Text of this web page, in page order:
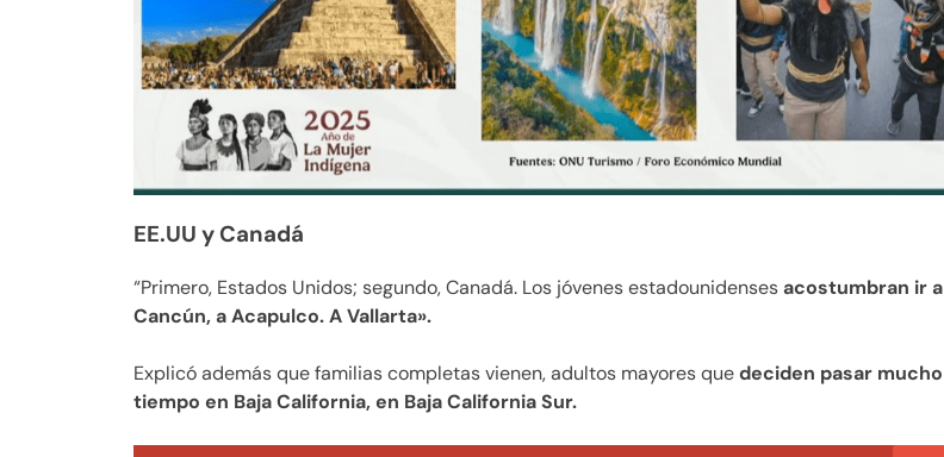
EE.UU y Canadá
“Primero, Estados Unidos; segundo, Canadá. Los jóvenes estadounidensesacostumbran ir a
Cancún, a Acapulco. A Vallarta».
Explicó además que familias completas vienen, adultos mayores quedeciden pasar mucho
tiempo en Baja California, en Baja California Sur.